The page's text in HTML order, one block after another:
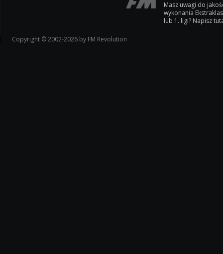
Masz uwagi do
wykonania
lub 1. ligi? Napisz
Copyright © 2002-2026 by FM Revolution